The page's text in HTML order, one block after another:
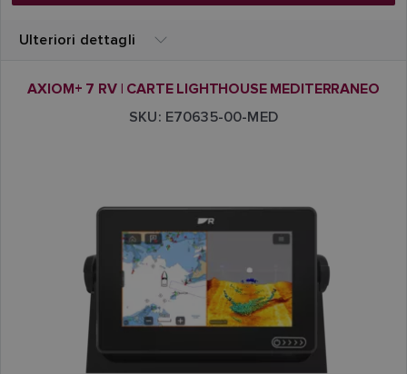
Ulteriori dettagli
AXIOM+ 7 RV | CARTE LIGHTHOUSE MEDITERRANEO
SKU: E70635-00-MED